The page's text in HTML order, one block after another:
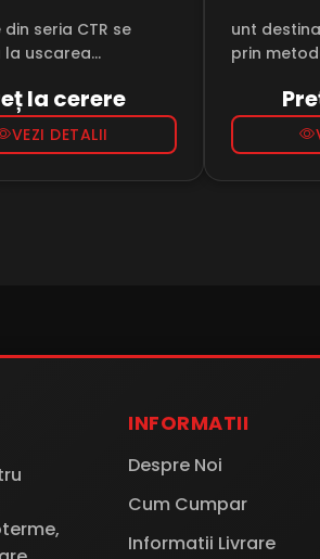
seria CTR se
la uscarea
pereti falsi...
la cerere
VEZI DETALII
unt
prin
CTR T200S
INFORMATII
Despre Noi
Cum Cumpar
Informatii Livrare